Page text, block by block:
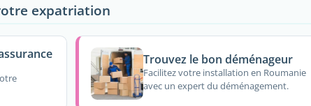
expatriation
Trouvez le bon déménageur
Facilitez votre installation en Roumanie
avec un expert du déménagement.